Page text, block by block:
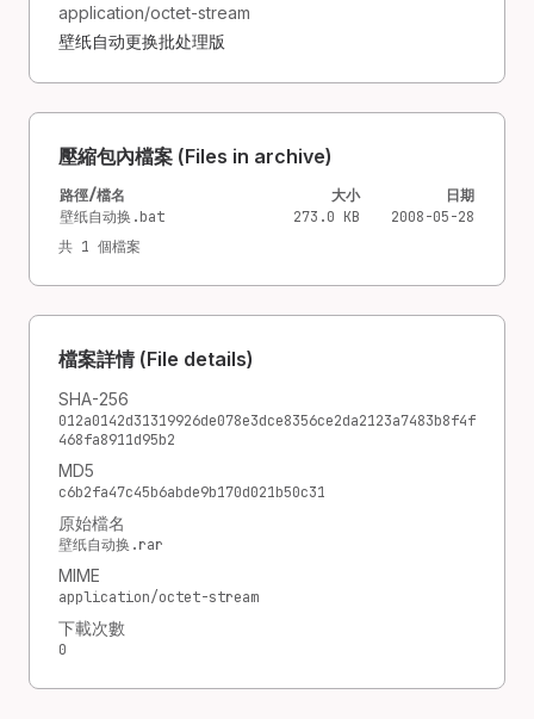
application/octet-stream
壁纸自动更换批处理版
壓縮包內檔案 (Files in archive)
路徑/檔名 大小
日期
壁纸自动换.bat
273.0 KB
2008-05-28
共 1 個檔案
檔案詳情 (File details)
SHA-256
012a0142d31319926de078e3dce8356ce2da2123a7483b8f4f
468fa8911d95b2
MD5
c6b2fa47c45b6abde9b170d021b50c31
原始檔名
壁纸自动换.rar
MIME
application/octet-stream
下載次數
0